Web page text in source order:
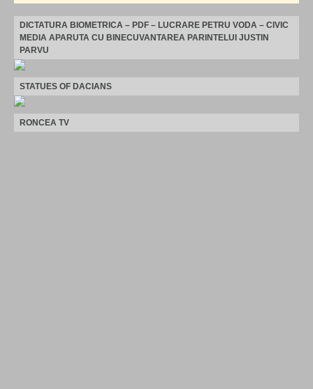
DICTATURA BIOMETRICA – PDF – LUCRARE PETRU VODA – CIVIC
MEDIA APARUTA CU BINECUVANTAREA PARINTELUI JUSTIN
PARVU
STATUES OF DACIANS
RONCEA TV